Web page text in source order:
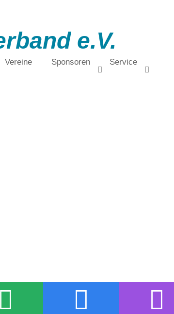
e.V.
Vereine Sponsoren Service